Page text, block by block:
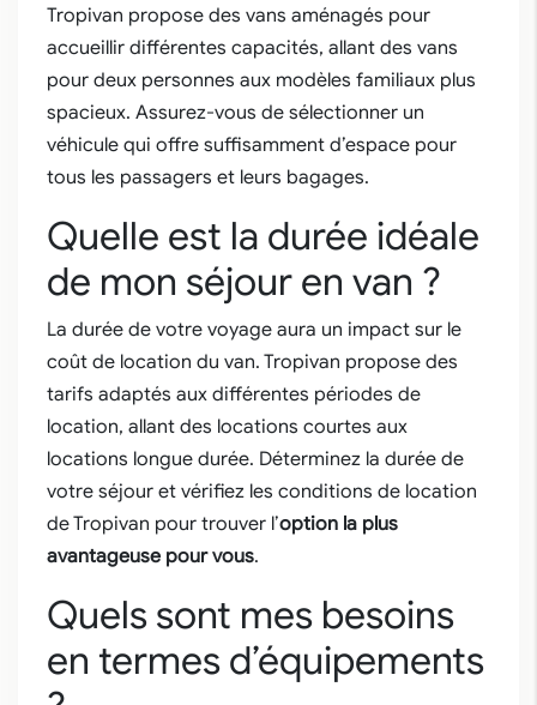
Tropivan propose des vans aménagés pour
accueillir différentes capacités, allant des vans
pour deux personnes aux modèles familiaux plus
spacieux. Assurez-vous de sélectionner un
véhicule qui offre suffisamment d’espace pour
tous les passagers et leurs bagages.
Quelle est la durée idéale
de mon séjour en van ?
La durée de votre voyage aura un impact sur le
coût de location du van. Tropivan propose des
tarifs adaptés aux différentes périodes de
location, allant des locations courtes aux
locations longue durée. Déterminez la durée de
votre séjour et vérifiez les conditions de location
de Tropivan pour trouver l’option la plus
avantageuse pour vous.
Quels sont mes besoins
en termes d’équipements